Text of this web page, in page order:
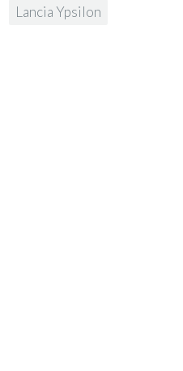
Lancia Ypsilon